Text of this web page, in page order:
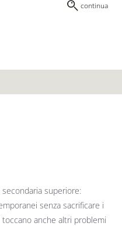
continua
superiore:
senza sacrificare i
toccano anche altri problemi